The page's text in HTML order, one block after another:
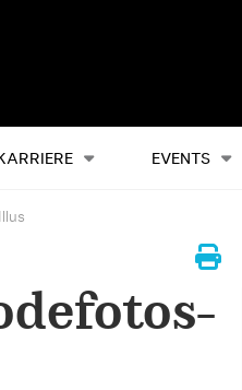
EVENTS
Alles Events